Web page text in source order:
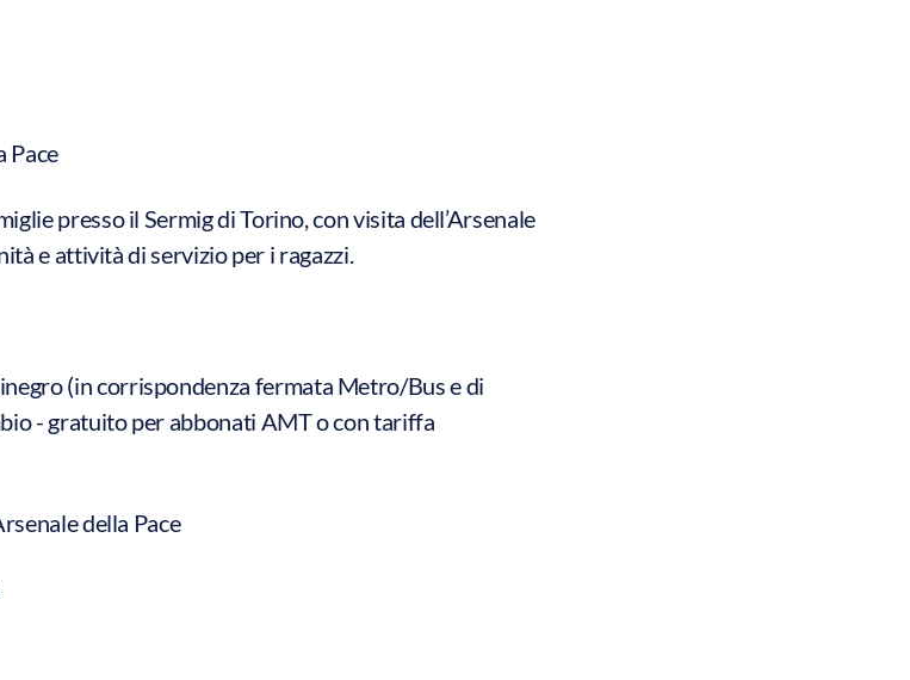
Pace
presso il Sermig di Torino, con visita dell’Arsenale
e attività di servizio per i ragazzi.
(in corrispondenza fermata Metro/Bus e di
- gratuito per abbonati AMT o con tariffa
della Pace